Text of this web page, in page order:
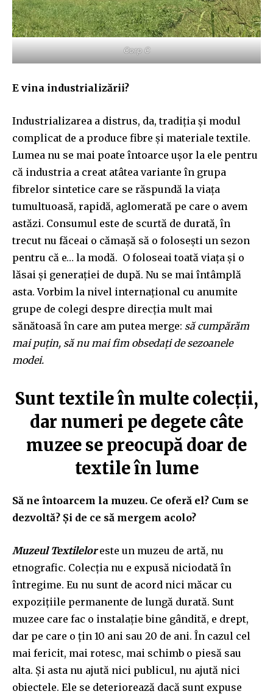
Corp C
E vina industrializării?
Industrializarea a distrus, da, tradiția și modul
complicat de a produce fibre și materiale textile.
Lumea nu se mai poate întoarce ușor la ele pentru
că industria a creat atâtea variante în grupa
fibrelor sintetice care se răspundă la viața
tumultuoasă, rapidă, aglomerată pe care o avem
astăzi. Consumul este de scurtă de durată, în
trecut nu făceai o cămașă să o folosești un sezon
pentru că e… la modă. O foloseai toată viața și o
lăsai și generației de după. Nu se mai întâmplă
asta. Vorbim la nivel internațional cu anumite
grupe de colegi despre direcția mult mai
sănătoasă în care am putea merge: să cumpărăm
mai puțin, să nu mai fim obsedați de sezoanele
modei.
Sunt textile în multe colecții,
dar numeri pe degete câte
muzee se preocupă doar de
textile în lume
Să ne întoarcem la muzeu. Ce oferă el? Cum se
dezvoltă? Și de ce să mergem acolo?
Muzeul Textileloreste un muzeu de artă, nu
etnografic. Colecția nu e expusă niciodată în
întregime. Eu nu sunt de acord nici măcar cu
expozițiile permanente de lungă durată. Sunt
muzee care fac o instalație bine gândită, e drept,
dar pe care o țin 10 ani sau 20 de ani. În cazul cel
mai fericit, mai rotesc, mai schimb o piesă sau
alta. Și asta nu ajută nici publicul, nu ajută nici
obiectele. Ele se deteriorează dacă sunt expuse